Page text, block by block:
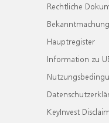
Rechtliche
Hauptregister
Information zu
KeyInvest